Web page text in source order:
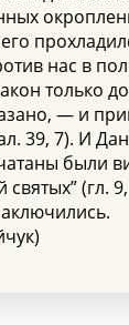
нас в
только
— и
39, 7). И
были
(гл. 9,